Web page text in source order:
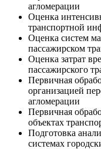
агломерации
Оценка
транспортной
Оценка систем
пассажирском
Оценка затрат
пассажирского
Первичная
организацией
агломерации
Первичная
объектах
Подготовка
системах